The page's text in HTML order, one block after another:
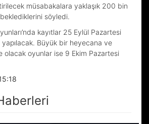
müsabakalara yaklaşık 200 bin
beklediklerini söyledi.
kayıtlar 25 Eylül Pazartesi
Büyük bir heyecana ve
olacak oyunlar ise 9 Ekim Pazartesi